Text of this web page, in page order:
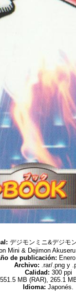
デジモンミニ&デジモ
Mini & Dejimon
de publicación:
Archivo: .rar/.png y
Calidad: 300 ppi
551.5 MB (RAR), 265.1
Idioma: Japonés.